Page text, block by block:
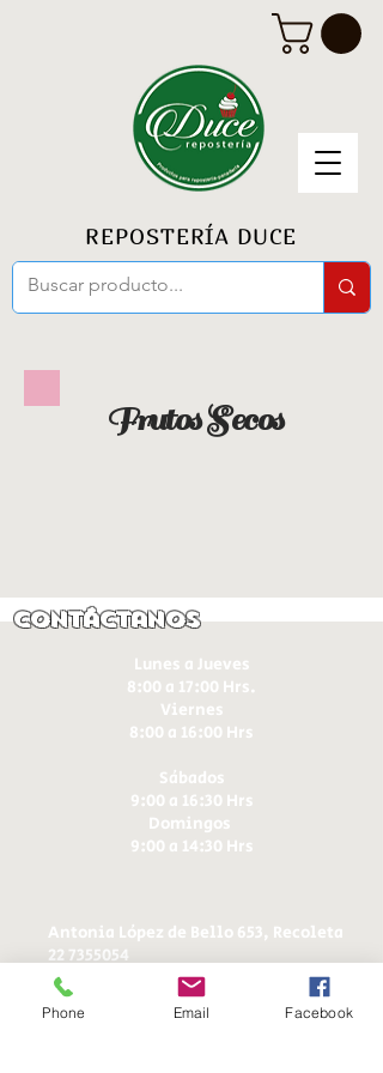
REPOSTERÍA DUCE
Frutos Secos
Contáctanos
Lunes a Jueves
8:00 a 17:00 Hrs.
Viernes
8:00 a 16:00 Hrs​
Sábados
9:00 a 16:30 Hrs
Domingos
9:00 a 14:30 Hrs
Antonia López de Bello 653, Recoleta
22 7355054
22 7375725
+56 9 75224598
ducereposteria@gmail.com
Phone Email Facebook